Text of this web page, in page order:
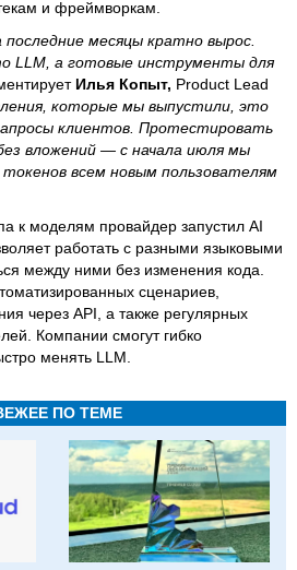
и фреймворкам.
месяцы кратно вырос.
LLM, а готовые инструменты для
Илья Копыт, Product Lead
которые мы выпустили, это
клиентов. Протестировать
вложений — с начала июля мы
всем новым пользователям
к моделям провайдер запустил AI
работать с разными языковыми
между ними без изменения кода.
сценариев,
через API, а также регулярных
Компании смогут гибко
менять LLM.
ПО ТЕМЕ